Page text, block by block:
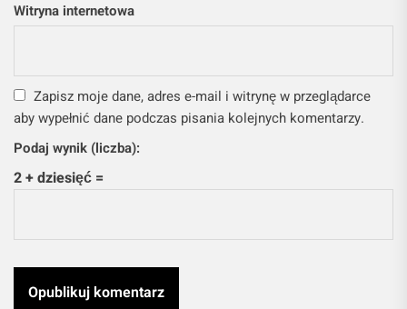
Witryna internetowa
Zapisz moje dane, adres e-mail i witrynę w przeglądarce
aby wypełnić dane podczas pisania kolejnych komentarzy.
Podaj wynik (liczba):
2 + dziesięć =